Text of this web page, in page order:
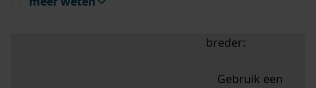
breder:
Gebruik een